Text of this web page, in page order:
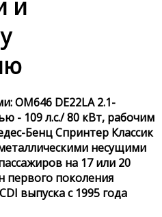
и
OM646 DE22LA 2.1-
- 109 л.с./ 80 кВт, рабочим
Бенц Спринтер Классик
несущими
на 17 или 20
первого поколения
выпуска с 1995 года